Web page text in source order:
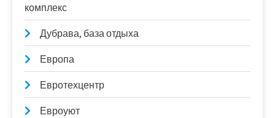
комплекс
Дубрава, база отдыха
Европа
Евротехцентр
Евроуют